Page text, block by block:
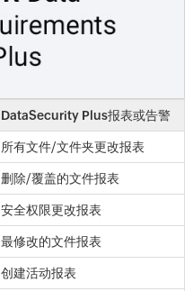
DataSecurity Plus报表或告警
所有文件/文件夹更改报表
删除/覆盖的文件报表
安全权限更改报表
最修改的文件报表
创建活动报表